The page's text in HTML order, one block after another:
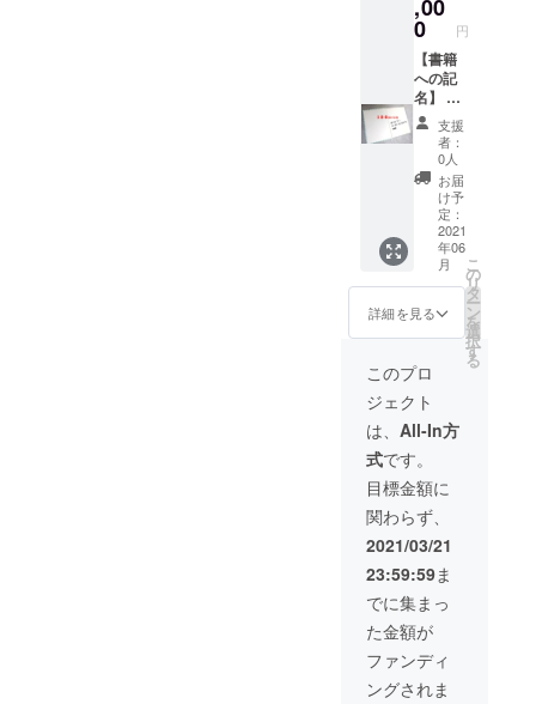
ことも
ござい
ます。
あらか
じめご
了承く
ださ
い。
う） ※
匿名希
望可 ※
ニック
ネーム
可（常
識の範
囲内で
お願い
しま
す） ※
書籍価
格に
よって
は1冊に
2名以上
名する
ことも
ござい
ます。
あらか
じめご
了承く
ださ
い。
考欄に
「お名
前（ふ
りが
な）」
の記入
をお願
いしま
す。お
届け先
情報
（住所
等）は
頂きま
せん。
例）廿
日市太
郎（は
つかい
ち たろ
う） ※
匿名希
望可 ※
ニック
ネーム
可（常
識の範
囲内で
お願い
しま
す） ※
書籍価
格に
よって
は1冊に
2名以上
,00
0 円
【書籍
への記
名】 1
口
（100,0
00円）
につ
き、購
入した
書籍100
冊の見
返し部
分に支
援者の
お名前
を入れ
させて
いただ
きま
す。備
考欄に
「お名
前（ふ
りが
な）」
の記入
をお願
いしま
す。お
届け先
情報
（住所
等）は
頂きま
支援
者：
0人
お届
け予
定：
2021
年06
月
詳細を見る
こ
の
リ
タ
ー
ン
を
選
択
す
る
このプロ
ジェクト
は、 All-In方
式です。
目標金額に
関わらず、
2021/03/21
23:59:59ま
でに集まっ
た金額が
ファンディ
ングされま